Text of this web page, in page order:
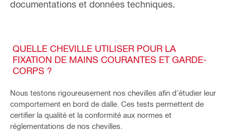
documentations et données techniques.
QUELLE CHEVILLE UTILISER POUR LA
FIXATION DE MAINS COURANTES ET GARDE-
CORPS ?
Nous testons rigoureusement nos chevilles afin d’étudier leur
comportement en bord de dalle. Ces tests permettent de
certifier la qualité et la conformité aux normes et
réglementations de nos chevilles.